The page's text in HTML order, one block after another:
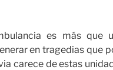
es más que
en tragedias que
carece de estas